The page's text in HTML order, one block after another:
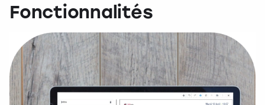
Fonctionnalités